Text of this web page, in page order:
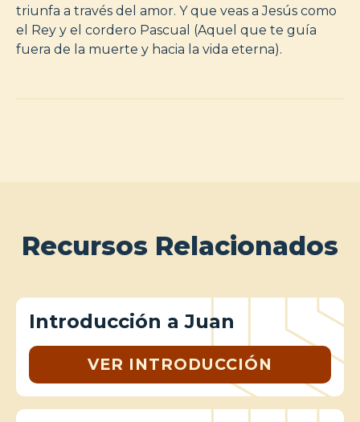
triunfa a través del amor. Y que veas a Jesús como
el Rey y el cordero Pascual (Aquel que te guía
fuera de la muerte y hacia la vida eterna).
Recursos Relacionados
Introducción a Juan
VER INTRODUCCIÓN